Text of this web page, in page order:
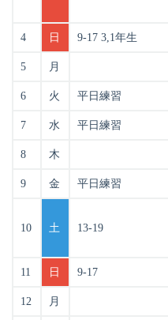
4 日 9-17 3,1年生
5 月
6 火 平日練習
7 水 平日練習
8 木
9 金 平日練習
10 土 13-19
11 日 9-17
12 月